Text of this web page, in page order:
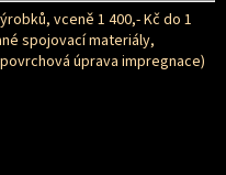
vceně 1 400,- Kč do 1
spojovací materiály,
úprava impregnace)